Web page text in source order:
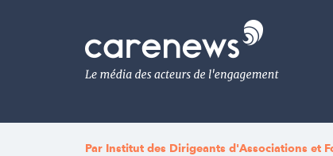
Le
média
de
l'engagement
Par Institut des Dirigeants d'Associations et